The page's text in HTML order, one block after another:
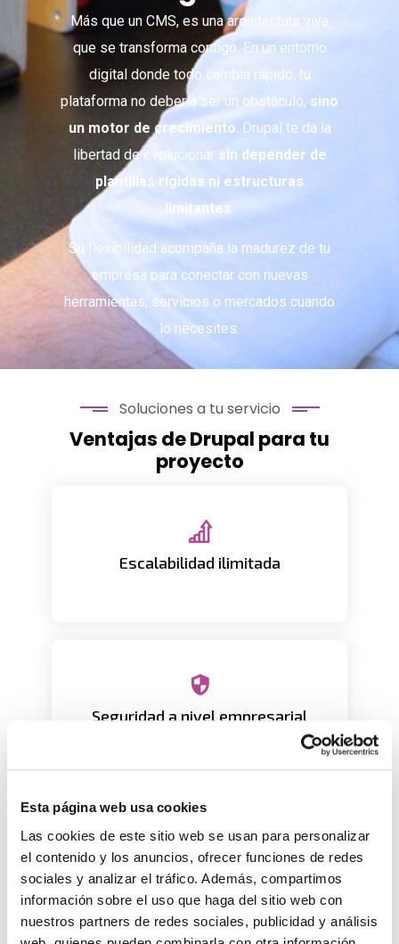
Esta página web usa cookies
Las cookies de este sitio web se usan para personalizar
el contenido y los anuncios, ofrecer funciones de redes
sociales y analizar el tráfico. Además, compartimos
información sobre el uso que haga del sitio web con
nuestros partners de redes sociales, publicidad y análisis
Más que un CMS, es una arquitectura viva
que se transforma contigo. En un entorno
digital donde todo cambia rápido, tu
plataforma no debería ser un obstáculo, sino
un motor de crecimiento. Drupal te da la
libertad de evolucionar sin depender de
plantillas rígidas ni estructuras
limitantes.
Su flexibilidad acompaña la madurez de tu
empresa para conectar con nuevas
herramientas, servicios o mercados cuando
lo necesites.
Soluciones a tu servicio
Ventajas de Drupal para tu
proyecto
Escalabilidad ilimitada
Preparada para alto tráfico, multidioma
y entornos multisite.
Seguridad a nivel empresarial
Sistema auditado y mantenido por una
comunidad global.
Integración total
Conexión fluida con ERPs, CRMs y
APIs externas.